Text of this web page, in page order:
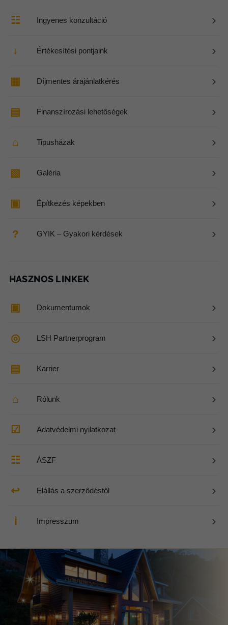
☷ Ingyenes konzultáció ›
↓ Értékesítési pontjaink ›
▦ Díjmentes árajánlatkérés ›
▤ Finanszírozási lehetőségek ›
⌂ Tipusházak ›
▧ Galéria ›
▣ Építkezés képekben ›
? GYIK – Gyakori kérdések ›
HASZNOS LINKEK
▣ Dokumentumok ›
◎ LSH Partnerprogram ›
▤ Karrier ›
⌂ Rólunk ›
☑ Adatvédelmi nyilatkozat ›
☷ ÁSZF ›
↩ Elállás a szerződéstől ›
ℹ Impresszum ›